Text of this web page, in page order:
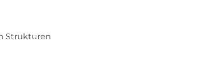
Strukturen